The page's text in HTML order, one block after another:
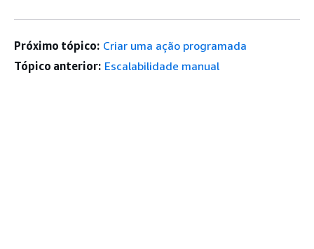
Próximo tópico: Criar uma ação programada
Tópico anterior: Escalabilidade manual